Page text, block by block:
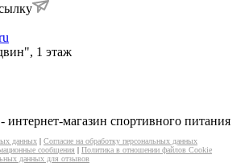
1 этаж
интернет-магазин спортивного питания
данных | Согласие на обработку персональных данных
сообщения | Политика в отношении файлов Cookie
данных для отзывов